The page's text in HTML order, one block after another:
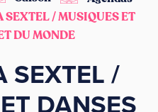
SEXTEL / MUSIQUES ET
DU MONDE
SEXTEL /